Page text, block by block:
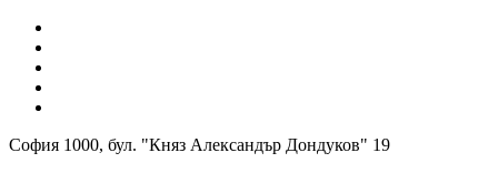
София 1000, бул. "Княз Александър Дондуков" 19